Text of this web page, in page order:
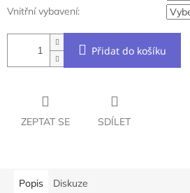
Vnitřní vybavení:
Přidat do košíku
ZEPTAT SE SDÍLET
Popis Diskuze